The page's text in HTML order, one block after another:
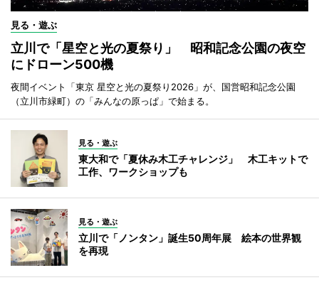
見る・遊ぶ
立川で「星空と光の夏祭り」 昭和記念公園の夜空
にドローン500機
夜間イベント「東京 星空と光の夏祭り2026」が、国営昭和記念公園
（立川市緑町）の「みんなの原っぱ」で始まる。
見る・遊ぶ
東大和で「夏休み木工チャレンジ」 木工キットで
工作、ワークショップも
見る・遊ぶ
立川で「ノンタン」誕生50周年展 絵本の世界観
を再現